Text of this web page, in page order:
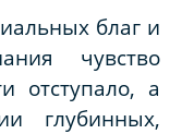
благ и
чувство
отступало, а
глубинных,